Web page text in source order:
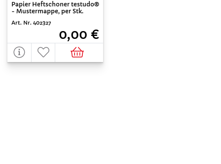
Papier Heftschoner testudo®
- Mustermappe, per Stk.
Art. Nr. 402327
0,00 €